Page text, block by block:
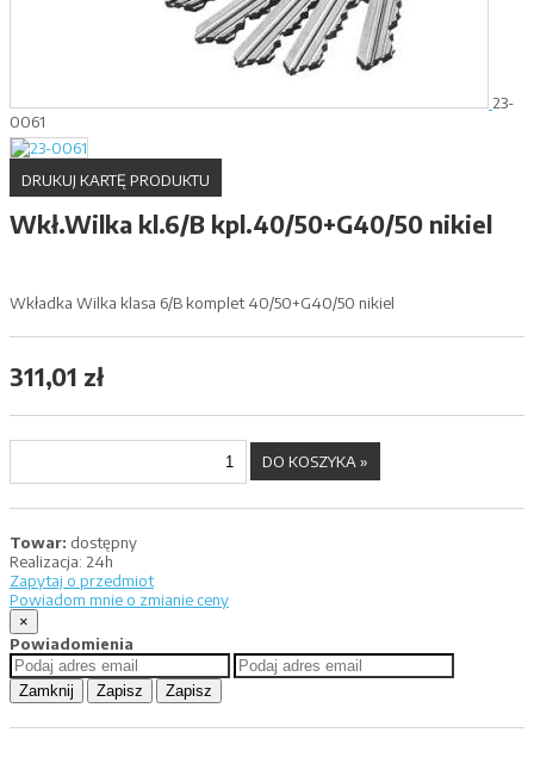
23-
0061
DRUKUJ KARTĘ PRODUKTU
Wkł.Wilka kl.6/B kpl.40/50+G40/50 nikiel
Wkładka Wilka klasa 6/B komplet 40/50+G40/50 nikiel
311,01 zł
Towar: dostępny
Realizacja: 24h
Zapytaj o przedmiot
Powiadom mnie o zmianie ceny
×
Powiadomienia
Zamknij Zapisz Zapisz